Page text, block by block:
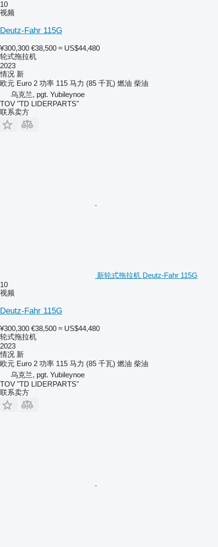
10
视频
Deutz-Fahr 115G
¥300,300 €38,500 ≈ US$44,480
轮式拖拉机
2023
情况 新
欧元 Euro 2 功率 115 马力 (85 千瓦) 燃油 柴油
乌克兰, pgt. Yubileynoe
TOV "TD LIDERPARTS"
联系卖方
新轮式拖拉机 Deutz-Fahr 115G
10
视频
Deutz-Fahr 115G
¥300,300 €38,500 ≈ US$44,480
轮式拖拉机
2023
情况 新
欧元 Euro 2 功率 115 马力 (85 千瓦) 燃油 柴油
乌克兰, pgt. Yubileynoe
TOV "TD LIDERPARTS"
联系卖方